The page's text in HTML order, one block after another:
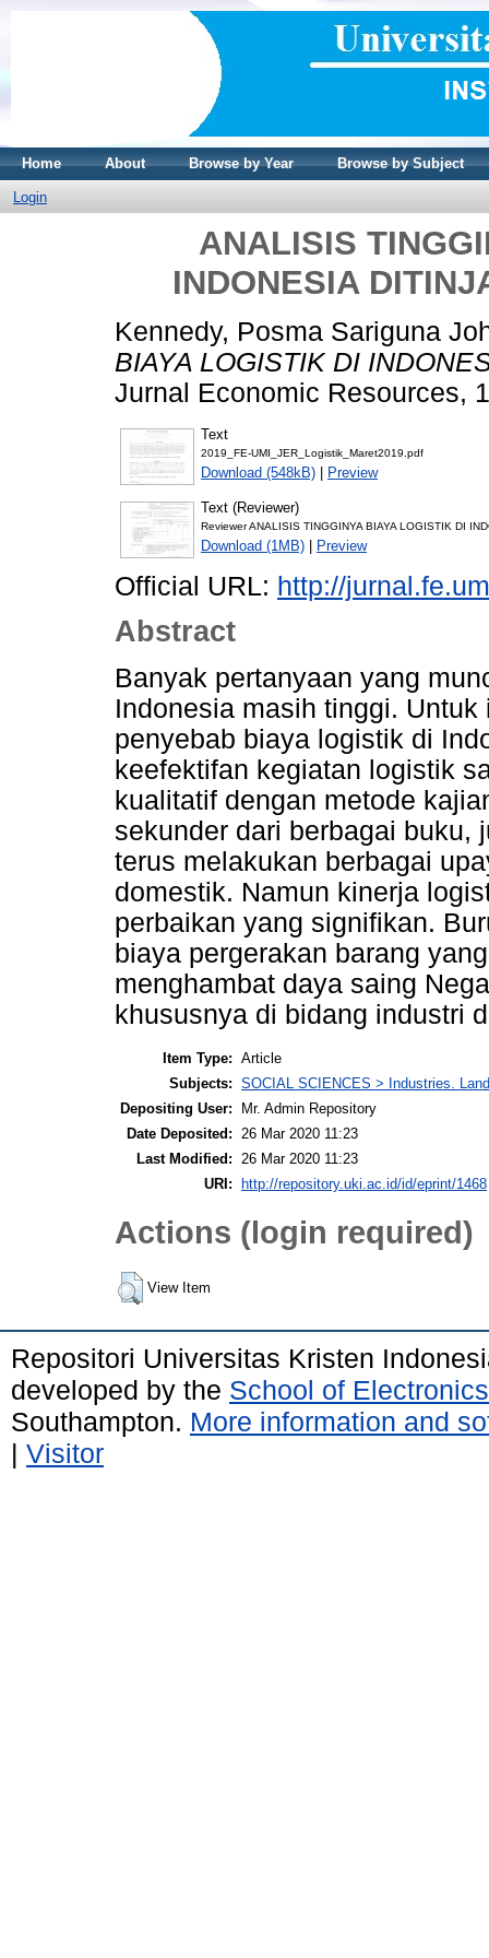
Home About Browse by Year Browse by Subject
Login
ANALISIS
INDONESIA
Kennedy, Posma Sariguna
BIAYA LOGISTIK DI
Jurnal Economic Resources,
Text
2019_FE-UMI_JER_Logistik_Maret2019.pdf
Download (548kB) | Preview
Text (Reviewer)
Reviewer ANALISIS TINGGINYA BIAYA LOGISTIK DI
Download (1MB) | Preview
Official URL: http://
Abstract
Banyak pertanyaan yang
Indonesia masih tinggi.
penyebab biaya logistik di
keefektifan kegiatan logistik
kualitatif dengan metode
sekunder dari berbagai buku,
terus melakukan berbagai
domestik. Namun kinerja
perbaikan yang signifikan.
biaya pergerakan barang
menghambat daya saing
khususnya di bidang industri
Item Type: Article
Subjects: SOCIAL SCIENCES > Industries.
Depositing User:
Mr. Admin Repository
Date Deposited:
26 Mar 2020 11:23
Last Modified:
26 Mar 2020 11:23
URI:
http://repository.uki.ac.id/id/eprint/1468
Actions (login required)
View Item
Repositori Universitas Kristen
developed by the School of
Southampton. More information and
| Visitor